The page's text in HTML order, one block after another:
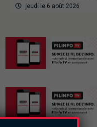
jeudi le 6 août 2026